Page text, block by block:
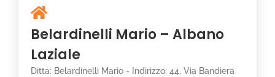
Belardinelli Mario – Albano
Laziale
Ditta: Belardinelli Mario - Indirizzo: 44, Via Bandiera